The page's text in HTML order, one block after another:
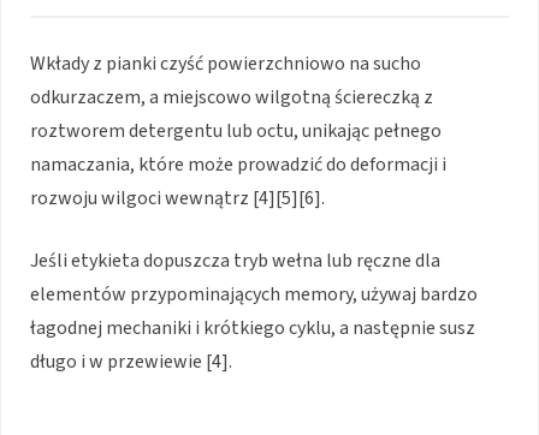
Wkłady z pianki czyść powierzchniowo na sucho
odkurzaczem, a miejscowo wilgotną ściereczką z
roztworem detergentu lub octu, unikając pełnego
namaczania, które może prowadzić do deformacji i
rozwoju wilgoci wewnątrz [4][5][6].
Jeśli etykieta dopuszcza tryb wełna lub ręczne dla
elementów przypominających memory, używaj bardzo
łagodnej mechaniki i krótkiego cyklu, a następnie susz
długo i w przewiewie [4].